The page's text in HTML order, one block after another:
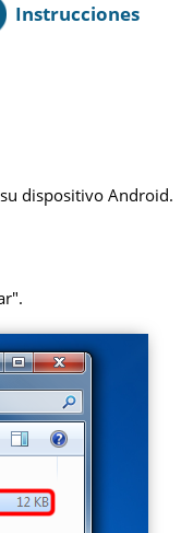
Instrucciones
dispositivo Android.